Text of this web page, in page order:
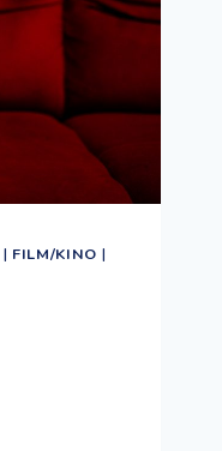
| FILM/KINO |